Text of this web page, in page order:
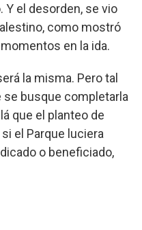
Y el desorden, se vio
como mostró
en la ida.
la misma. Pero tal
busque completarla
que el planteo de
el Parque luciera
o beneficiado,